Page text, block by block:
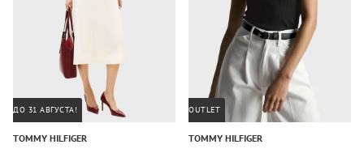
ДО 31 АВГУСТА!
TOMMY HILFIGER
OUTLET
TOMMY HILFIGER